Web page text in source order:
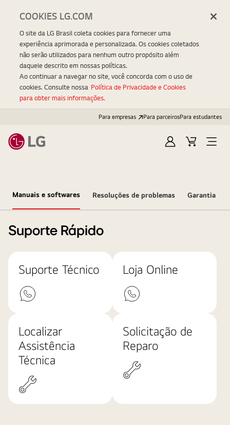
Para empresas Para parceirosPara estudantes
EntrarCarrinhoOpen
Manuais e softwares Resoluções de problemas Garantia
Suporte Rápido
Suporte Técnico Loja Online
Localizar
Assistência
Técnica
Solicitação de
Reparo
COOKIES LG.COM
O site da LG Brasil coleta cookies para fornecer uma
experiência aprimorada e personalizada. Os cookies coletados
não serão utilizados para nenhum outro propósito além
daquele descrito em nossas políticas.
Ao continuar a navegar no site, você concorda com o uso de
cookies. Consulte nossa Política de Privacidade e Cookies
para obter mais informações.